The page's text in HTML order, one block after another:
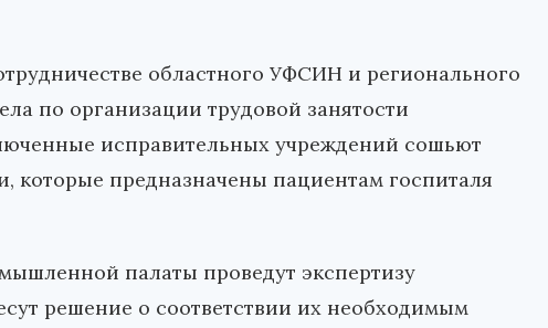
областного УФСИН и регионального
по организации трудовой занятости
исправительных учреждений сошьют
которые предназначены пациентам госпиталя
палаты проведут экспертизу
решение о соответствии их необходимым